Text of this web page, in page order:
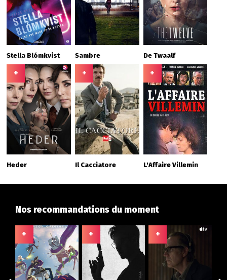
Stella Blómkvist Sambre De Twaalf
+
Heder
+
Il Cacciatore
+
L'Affaire Villemin
Nos recommandations du moment
+ + +